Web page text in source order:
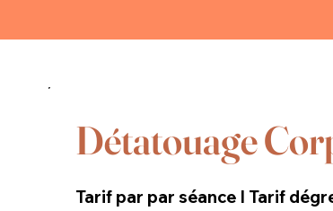
Détatouage
Tarif par par séance I Tarif